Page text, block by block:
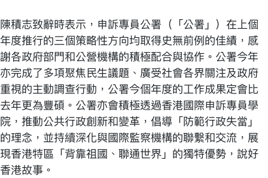
陳積志致辭時表示，申訴專員公署（「公署」）在上個
年度推行的三個策略性方向均取得史無前例的佳績，感
謝各政府部門和公營機構的積極配合與協作。公署今年
亦完成了多項聚焦民生議題、廣受社會各界關注及政府
重視的主動調查行動，公署今個年度的工作成果定會比
去年更為豐碩。公署亦會積極透過香港國際申訴專員學
院，推動公共行政創新和變革，倡導「防範行政失當」
的理念，並持續深化與國際監察機構的聯繫和交流，展
現香港特區「背靠祖國、聯通世界」的獨特優勢，說好
香港故事。